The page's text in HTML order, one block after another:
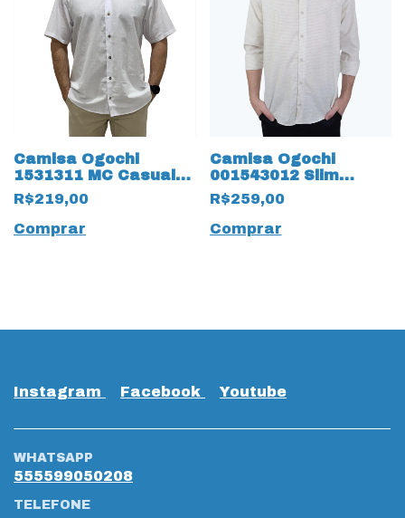
Camisa Ogochi
1531311 MC Casual
Tradicional 19355
Manga Curta
R$219,00
Comprar
Camisa Ogochi
001543012 Slim
Casual Flame 18845
Linho
R$259,00
Comprar
Instagram Facebook Youtube
WHATSAPP
555599050208
TELEFONE